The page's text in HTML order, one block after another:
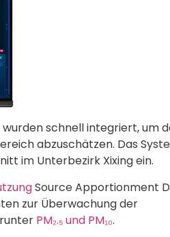
schnell integriert, um
abzuschätzen. Das
im Unterbezirk Xixing ein.
Source Apportionment
zur Überwachung der
PM₂.₅ und PM₁₀.